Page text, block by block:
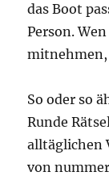
das Boot
Person.
mitnehmen,
So oder so
Runde
alltäglichen
von